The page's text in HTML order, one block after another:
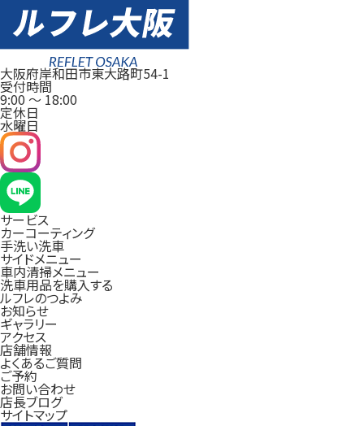
大阪府岸和田市東大路町54-1
受付時間
9:00 ～18:00
定休日
水曜日
サービス
カーコーティング
手洗い洗車
サイドメニュー
車内清掃メニュー
洗車用品を購入する
ルフレのつよみ
お知らせ
ギャラリー
アクセス
店舗情報
よくあるご質問
ご予約
お問い合わせ
店長ブログ
サイトマップ